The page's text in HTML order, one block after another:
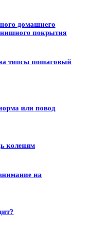
домашнего
покрытия
типсы пошаговый
или повод
коленям
на